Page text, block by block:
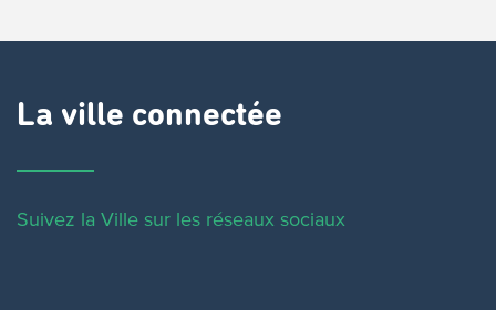
La ville connectée
Suivez la Ville sur les réseaux sociaux